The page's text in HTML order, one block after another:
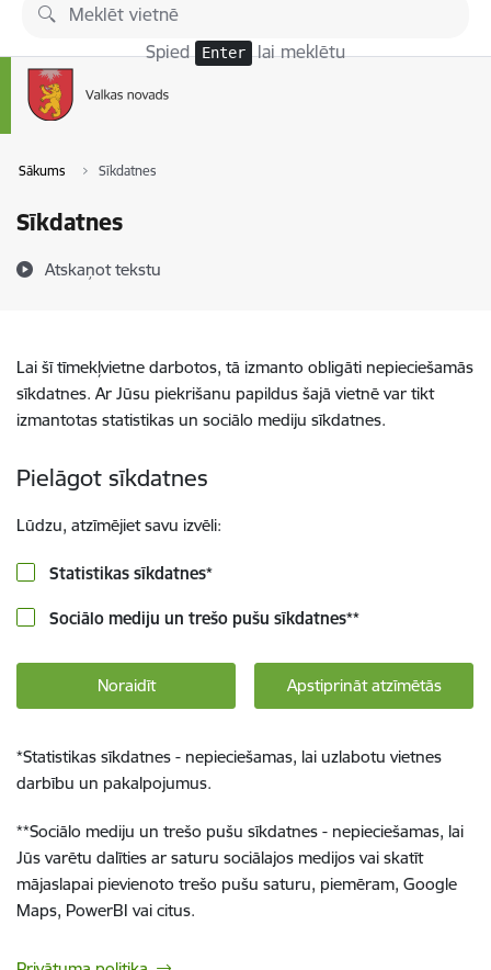
Pāriet uz lapas saturu
Spied Enter lai meklētu
Sākums Sīkdatnes
Sīkdatnes
Atskaņot tekstu
Lai šī tīmekļvietne darbotos, tā izmanto obligāti nepieciešamās
sīkdatnes. Ar Jūsu piekrišanu papildus šajā vietnē var tikt
izmantotas statistikas un sociālo mediju sīkdatnes.
Pielāgot sīkdatnes
Lūdzu, atzīmējiet savu izvēli:
Statistikas sīkdatnes*
Sociālo mediju un trešo pušu sīkdatnes**
Noraidīt Apstiprināt atzīmētās
*Statistikas sīkdatnes - nepieciešamas, lai uzlabotu vietnes
darbību un pakalpojumus.
**Sociālo mediju un trešo pušu sīkdatnes - nepieciešamas, lai
Jūs varētu dalīties ar saturu sociālajos medijos vai skatīt
mājaslapai pievienoto trešo pušu saturu, piemēram, Google
Maps, PowerBI vai citus.